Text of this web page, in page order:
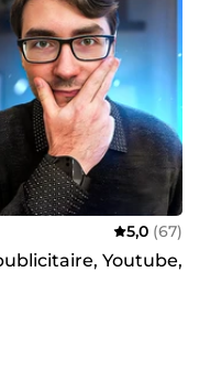
5,0 (67)
Youtube,